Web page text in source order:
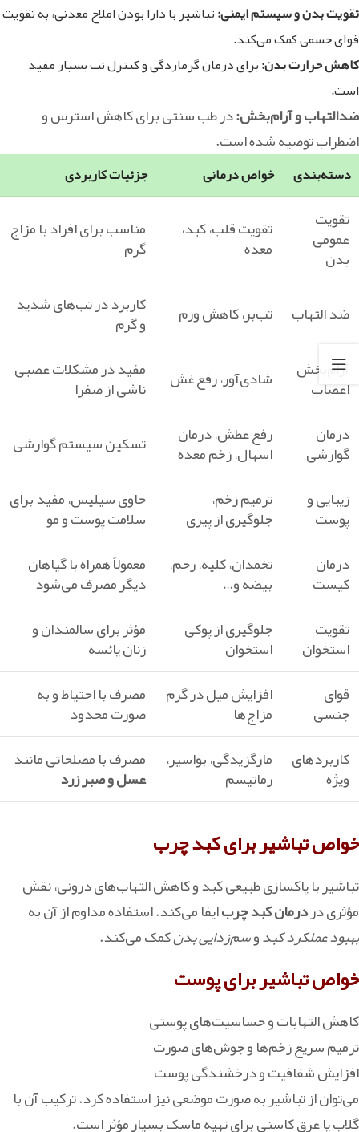
تقویت بدن و سیستم ایمنی:تباشیر با دارا بودن املاح معدنی، به تقویت
قوای جسمی کمک می‌کند.
کاهش حرارت بدن:برای درمان گرمازدگی و کنترل تب بسیار مفید
است.
ضدالتهاب و آرام‌بخش:در طب سنتی برای کاهش استرس و
اضطراب توصیه شده است.
دسته‌بندی خواص درمانی جزئیات کاربردی
تقویت
عمومی
بدن
تقویت قلب، کبد،
معده
مناسب برای افراد با مزاج
گرم
ضد التهاب تب‌بر، کاهش ورم کاربرد در تب‌های شدید
و گرم
آرام‌بخش
اعصاب شادی‌آور، رفع غش مفید در مشکلات عصبی
ناشی از صفرا
درمان
گوارشی
رفع عطش، درمان
اسهال، زخم معده
تسکین سیستم گوارشی
زیبایی و
پوست
ترمیم زخم،
جلوگیری از پیری
حاوی سیلیس، مفید برای
سلامت پوست و مو
درمان
کیست
تخمدان، کلیه، رحم،
بیضه و…
معمولاً همراه با گیاهان
دیگر مصرف می‌شود
تقویت
استخوان
جلوگیری از پوکی
استخوان
مؤثر برای سالمندان و
زنان یائسه
قوای
جنسی
افزایش میل در گرم‌
مزاج‌ها
مصرف با احتیاط و به‌
صورت محدود
کاربردهای
ویژه
مارگزیدگی، بواسیر،
رماتیسم
مصرف با مصلحاتی مانند
عسل و صبر زرد
خواص تباشیر برای کبد چرب
تباشیر با پاکسازی طبیعی کبد و کاهش التهاب‌های درونی، نقش
مؤثری دردرمان کبد چربایفا می‌کند. استفاده مداوم از آن به
بهبود عملکرد کبدوسم‌زدایی بدنکمک می‌کند.
خواص تباشیر برای پوست
کاهش التهابات و حساسیت‌های پوستی
ترمیم سریع زخم‌ها و جوش‌های صورت
‏افزایش شفافیت و درخشندگی پوست
می‌توان از تباشیر به‌ صورت موضعی نیز استفاده کرد. ترکیب آن با
گلاب یا عرق کاسنی برای تهیه ماسک بسیار مؤثر است.